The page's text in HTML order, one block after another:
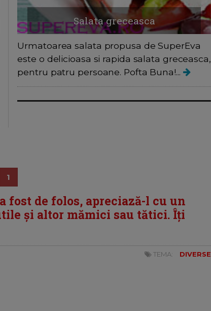
Salata greceasca
Urmatoarea salata propusa de SuperEva
este o delicioasa si rapida salata greceasca,
pentru patru persoane. Pofta Buna!...
1
fost de folos, apreciază-l cu un
și altor mămici sau tătici. Îți
TEMA: DIVERSE